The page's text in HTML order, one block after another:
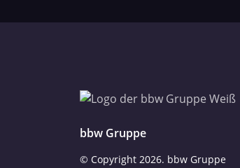
bbw Gruppe
© Copyright 2026. bbw Gruppe